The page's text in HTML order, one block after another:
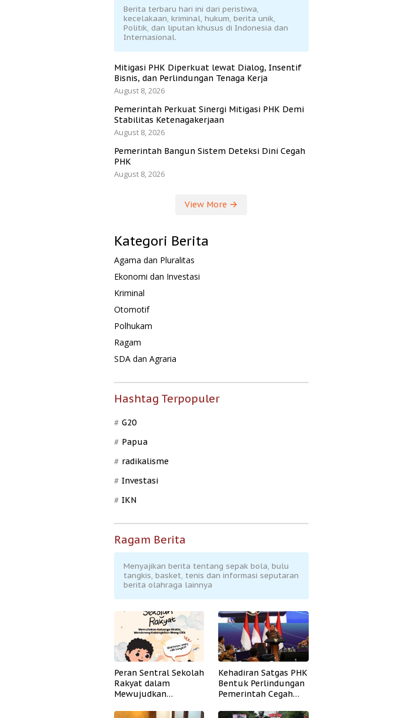
Berita terbaru hari ini dari peristiwa,
kecelakaan, kriminal, hukum, berita unik,
Politik, dan liputan khusus di Indonesia dan
Internasional.
Mitigasi PHK Diperkuat lewat Dialog, Insentif
Bisnis, dan Perlindungan Tenaga Kerja
August 8, 2026
Pemerintah Perkuat Sinergi Mitigasi PHK Demi
Stabilitas Ketenagakerjaan
August 8, 2026
Pemerintah Bangun Sistem Deteksi Dini Cegah
PHK
August 8, 2026
View More
Kategori Berita
Agama dan Pluralitas
Ekonomi dan Investasi
Kriminal
Otomotif
Polhukam
Ragam
SDA dan Agraria
Hashtag Terpopuler
G20
Papua
radikalisme
Investasi
IKN
Ragam Berita
Menyajikan berita tentang sepak bola, bulu
tangkis, basket, tenis dan informasi seputaran
berita olahraga lainnya
Peran Sentral Sekolah
Rakyat dalam
Mewujudkan
Kehadiran Satgas PHK
Bentuk Perlindungan
Pemerintah Cegah